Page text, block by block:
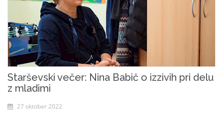
Starševski večer: Nina Babič o izzivih pri delu
z mladimi
27 oktober 2022